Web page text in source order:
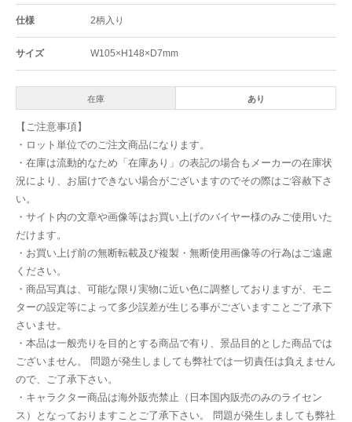
仕様 2柄入り
サイズ W105×H148×D7mm
在庫 あり
【ご注意事項】
・ロット単位でのご注文商品になります。
・在庫は流動的なため「在庫あり」の表記の場合もメーカーの在庫状
況により、お届けできない場合がございますのでその際はご容赦下さ
い。
・サイト内の文章や画像等はお買い上げのバイヤー様のみご使用いた
だけます。
・お買い上げ前の無断転載及び複製・無断使用画像等の行為はご遠慮
ください。
・商品写真は、可能な限り実物に近い色に調整しておりますが、モニ
ターの設定等によって多少誤差が生じる事がございますことご了承下
さいませ。
・本品は一般売りを目的とする商品で有り、景品目的とした商品では
ございません。 問題が発生しましても弊社では一切責任は負えません
ので、ご了承下さい。
・キャラクター商品は海外販売禁止（日本国内販売のみのライセン
ス）となっておりますことご了承下さい。 問題が発生しましても弊社